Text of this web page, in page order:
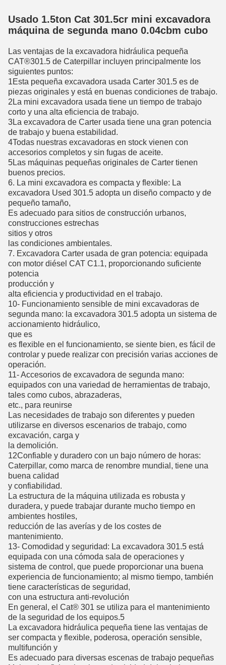
Usado 1.5ton Cat 301.5cr mini excavadora
máquina de segunda mano 0.04cbm cubo
Las ventajas de la excavadora hidráulica pequeña
CAT®301.5 de Caterpillar incluyen principalmente los
siguientes puntos:
1Esta pequeña excavadora usada Carter 301.5 es de
piezas originales y está en buenas condiciones de trabajo.
2La mini excavadora usada tiene un tiempo de trabajo
corto y una alta eficiencia de trabajo.
3La excavadora de Carter usada tiene una gran potencia
de trabajo y buena estabilidad.
4Todas nuestras excavadoras en stock vienen con
accesorios completos y sin fugas de aceite.
5Las máquinas pequeñas originales de Carter tienen
buenos precios.
6. La mini excavadora es compacta y flexible: La
excavadora Used 301.5 adopta un diseño compacto y de
pequeño tamaño,
Es adecuado para sitios de construcción urbanos,
construcciones estrechas
sitios y otros
las condiciones ambientales.
7. Excavadora Carter usada de gran potencia: equipada
con motor diésel CAT C1.1, proporcionando suficiente
potencia
producción y
alta eficiencia y productividad en el trabajo.
10- Funcionamiento sensible de mini excavadoras de
segunda mano: la excavadora 301.5 adopta un sistema de
accionamiento hidráulico,
que es
es flexible en el funcionamiento, se siente bien, es fácil de
controlar y puede realizar con precisión varias acciones de
operación.
11- Accesorios de excavadora de segunda mano:
equipados con una variedad de herramientas de trabajo,
tales como cubos, abrazaderas,
etc., para reunirse
Las necesidades de trabajo son diferentes y pueden
utilizarse en diversos escenarios de trabajo, como
excavación, carga y
la demolición.
12Confiable y duradero con un bajo número de horas:
Caterpillar, como marca de renombre mundial, tiene una
buena calidad
y confiabilidad.
La estructura de la máquina utilizada es robusta y
duradera, y puede trabajar durante mucho tiempo en
ambientes hostiles,
reducción de las averías y de los costes de
mantenimiento.
13- Comodidad y seguridad: La excavadora 301.5 está
equipada con una cómoda sala de operaciones y
sistema de control, que puede proporcionar una buena
experiencia de funcionamiento; al mismo tiempo, también
tiene características de seguridad,
con una estructura anti-revolución
En general, el Cat® 301 se utiliza para el mantenimiento
de la seguridad de los equipos.5
La excavadora hidráulica pequeña tiene las ventajas de
ser compacta y flexible, poderosa, operación sensible,
multifunción y
Es adecuado para diversas escenas de trabajo pequeñas